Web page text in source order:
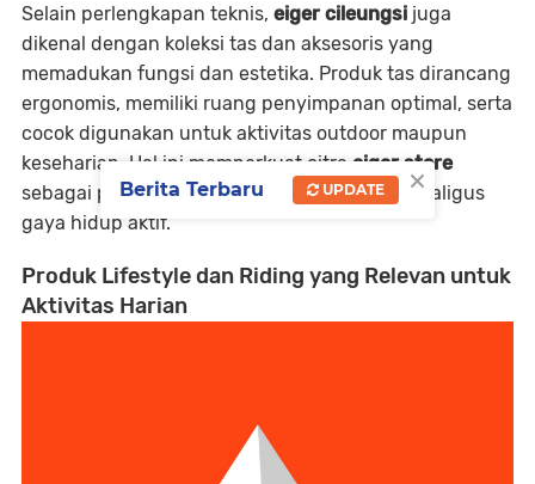
Selain perlengkapan teknis, eiger cileungsi juga
dikenal dengan koleksi tas dan aksesoris yang
memadukan fungsi dan estetika. Produk tas dirancang
ergonomis, memiliki ruang penyimpanan optimal, serta
cocok digunakan untuk aktivitas outdoor maupun
keseharian. Hal ini memperkuat citra eiger store
sebagai pusat perlengkapan petualangan sekaligus
gaya hidup aktif.
Produk Lifestyle dan Riding yang Relevan untuk
Aktivitas Harian
×
Berita Terbaru UPDATE